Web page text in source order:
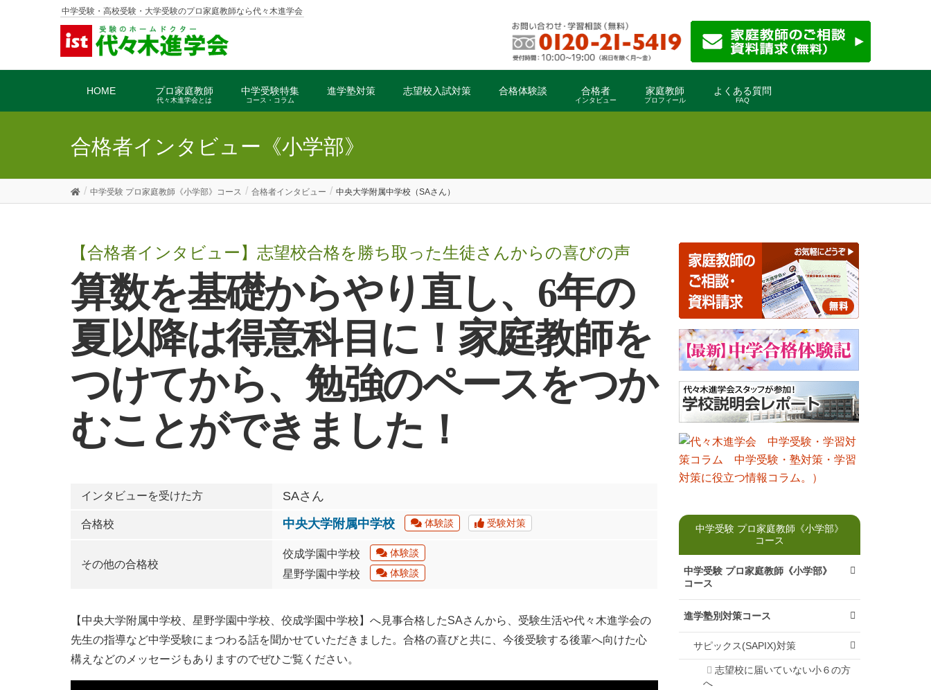
中学受験・高校受験・大学受験のプロ家庭教師なら代々木進学会
HOME プロ家庭教師
代々木進学会とは
中学受験特集
コース・コラム
進学塾対策 志望校入試対策 合格体験談 合格者
インタビュー
家庭教師
プロフィール
よくある質問
FAQ
合格者インタビュー《小学部》
中学受験 プロ家庭教師《小学部》コース 合格者インタビュー 中央大学附属中学校（SAさん）
【合格者インタビュー】志望校合格を勝ち取った生徒さんからの喜びの声
算数を基礎からやり直し、6年の
夏以降は得意科目に！家庭教師を
つけてから、勉強のペースをつか
むことができました！
インタビューを受けた方 SAさん
合格校 中央大学附属中学校 体験談 受験対策
その他の合格校
佼成学園中学校 体験談
星野学園中学校 体験談
【中央大学附属中学校、星野学園中学校、佼成学園中学校】へ見事合格したSAさんから、受験生活や代々木進学会の
先生の指導など中学受験にまつわる話を聞かせていただきました。合格の喜びと共に、今後受験する後輩へ向けた心
構えなどのメッセージもありますのでぜひご覧ください。
中学受験 プロ家庭教師《小学部》
コース
中学受験 プロ家庭教師《小学部》
コース
進学塾別対策コース
サピックス(SAPIX)対策
志望校に届いていない小６の方
へ